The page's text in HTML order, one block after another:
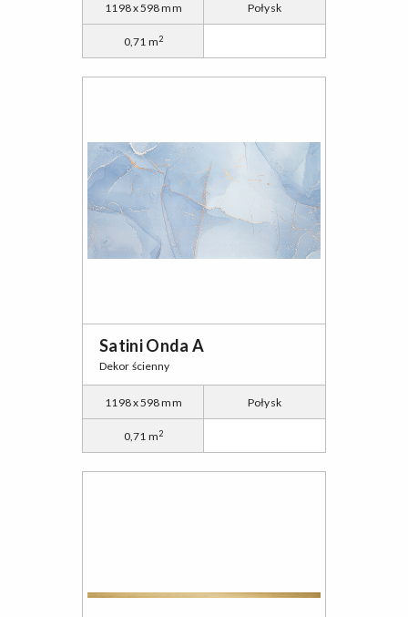
1198 x 598 mm Połysk
0,71 m2
Satini Onda A
Dekor ścienny
1198 x 598 mm Połysk
0,71 m2